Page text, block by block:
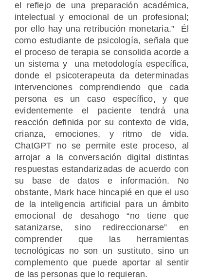
el reflejo de una preparación académica,
intelectual y emocional de un profesional;
por ello hay una retribución monetaria.” Él
como estudiante de psicología, señala que
el proceso de terapia se consolida acorde a
un sistema y una metodología específica,
donde el psicoterapeuta da determinadas
intervenciones comprendiendo que cada
persona es un caso específico, y que
evidentemente el paciente tendrá una
reacción definida por su contexto de vida,
crianza, emociones, y ritmo de vida.
ChatGPT no se permite este proceso, al
arrojar a la conversación digital distintas
respuestas estandarizadas de acuerdo con
su base de datos e información. No
obstante, Mark hace hincapié en que el uso
de la inteligencia artificial para un ámbito
emocional de desahogo “no tiene que
satanizarse, sino redireccionarse” en
comprender que las herramientas
tecnológicas no son un sustituto, sino un
complemento que puede aportar al sentir
de las personas que lo requieran.